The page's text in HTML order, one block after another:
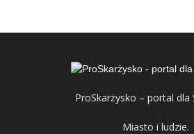
ProSkarżysko – portal dla
Miasto i ludzie.